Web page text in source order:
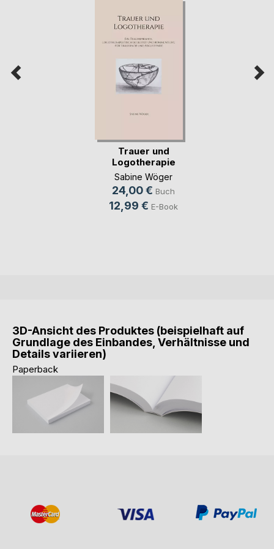
Trauer und
Logotherapie
Sabine Wöger
24,00 € Buch
12,99 € E-Book
3D-Ansicht des Produktes (beispielhaft auf
Grundlage des Einbandes, Verhältnisse und
Details variieren)
Paperback